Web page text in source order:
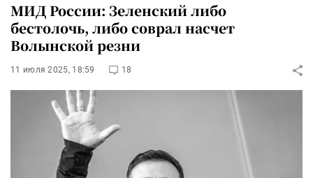
МИД России: Зеленский либо
бестолочь, либо соврал насчет
Волынской резни
11 июля 2025, 18:59 18